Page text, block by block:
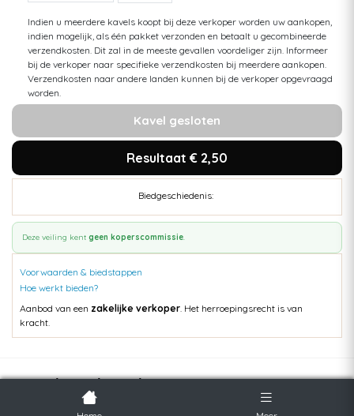
Indien u meerdere kavels koopt bij deze verkoper worden uw aankopen,
indien mogelijk, als één pakket verzonden en betaalt u gecombineerde
verzendkosten. Dit zal in de meeste gevallen voordeliger zijn. Informeer
bij de verkoper naar specifieke verzendkosten bij meerdere aankopen.
Verzendkosten naar andere landen kunnen bij de verkoper opgevraagd
worden.
Kavel gesloten
Resultaat € 2,50
Biedgeschiedenis:
Deze veiling kent geen koperscommissie.
Voorwaarden & biedstappen
Hoe werkt bieden?
Aanbod van een zakelijke verkoper . Het herroepingsrecht is van
kracht.
Populaire kavels